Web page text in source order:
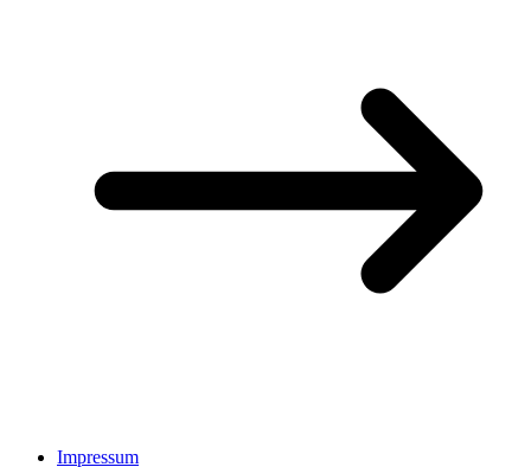
Impressum